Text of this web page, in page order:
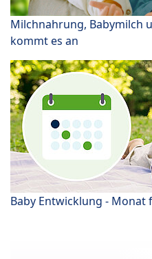
Milchnahrung, Babymilch
kommt es an
Baby Entwicklung - Monat